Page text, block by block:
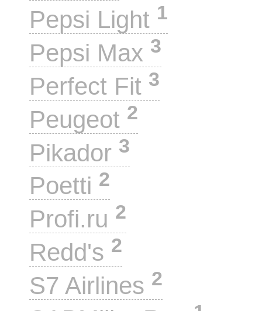
Pepsi Light 1
Pepsi Max 3
Perfect Fit 3
Peugeot 2
Pikador 3
Poetti 2
Profi.ru 2
Redd's 2
S7 Airlines 2